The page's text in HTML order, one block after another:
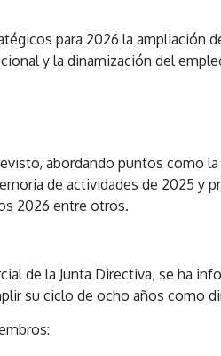
para 2026 la ampliación
y la dinamización del
abordando puntos como
de actividades de 2025 y
2026 entre otros.
de la Junta Directiva, se ha
su ciclo de ocho años como